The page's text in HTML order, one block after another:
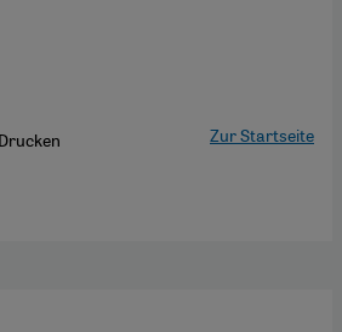
Drucken Zur Startseite